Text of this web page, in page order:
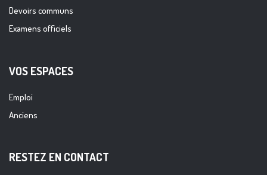
Devoirs communs
Examens officiels
VOS ESPACES
Emploi
Anciens
RESTEZ EN CONTACT